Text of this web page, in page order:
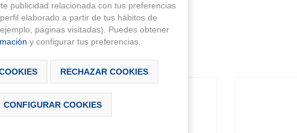
BOSCH
publicidad relacionada con tus preferencias
elaborado a partir de tus hábitos de
páginas visitadas). Puedes obtener
y configurar tus preferencias.
RECHAZAR COOKIES
CONFIGURAR COOKIES